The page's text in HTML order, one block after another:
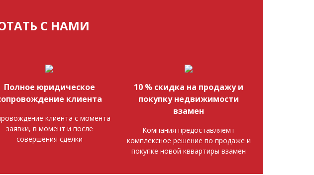
С НАМИ
Полное юридическое
клиента
клиента с момента
заявки, в момент и после
совершения сделки
10 % скидка на продажу и
покупку недвижимости
взамен
Компания предоставляемт
комплексное решение по продаже и
покупке новой кввартиры взамен